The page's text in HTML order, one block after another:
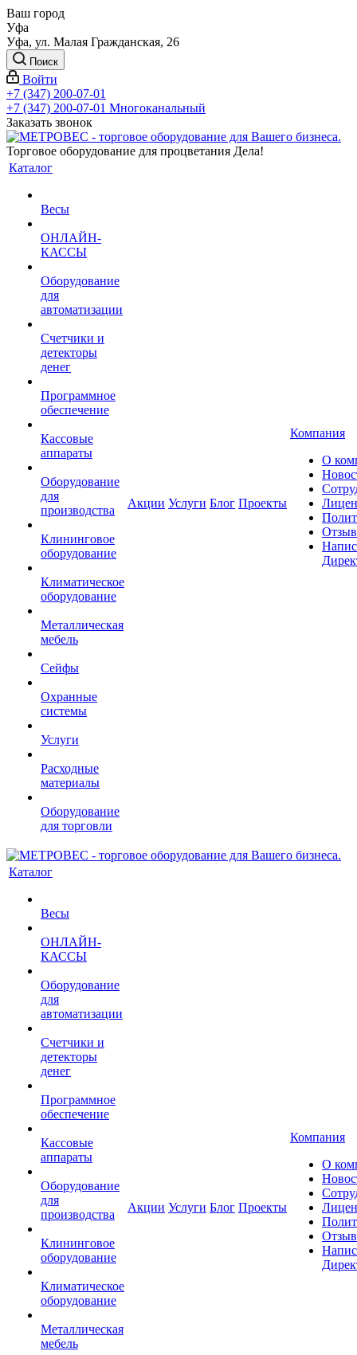
Ваш город
Уфа
Уфа, ул. Малая Гражданская, 26
Поиск
Войти
+7 (347) 200-07-01
+7 (347) 200-07-01 Многоканальный
Заказать звонок
Торговое оборудование для процветания Дела!
Каталог
Весы
ОНЛАЙН-
КАССЫ
Оборудование
для
автоматизации
Счетчики и
детекторы
денег
Программное
обеспечение
Кассовые
аппараты
Оборудование
для
производства
Клининговое
оборудование
Климатическое
оборудование
Металлическая
мебель
Сейфы
Охранные
системы
Услуги
Расходные
материалы
Оборудование
для торговли
Акции Услуги Блог Проекты
Компания
О
Каталог
Весы
ОНЛАЙН-
КАССЫ
Оборудование
для
автоматизации
Счетчики и
детекторы
денег
Программное
обеспечение
Кассовые
аппараты
Оборудование
для
производства
Клининговое
оборудование
Климатическое
оборудование
Металлическая
мебель
Акции Услуги Блог Проекты
Компания
О